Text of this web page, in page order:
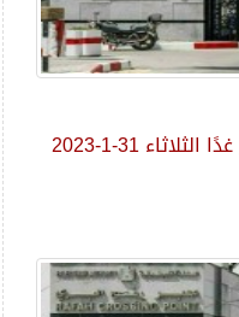
31-1-2023